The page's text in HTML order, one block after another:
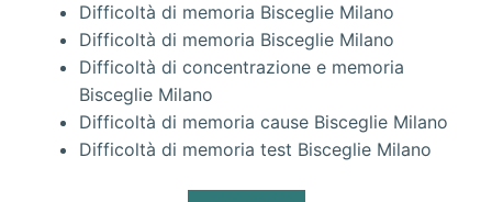
Difficoltà di memoria Bisceglie Milano
Difficoltà di memoria Bisceglie Milano
Difficoltà di concentrazione e memoria
Bisceglie Milano
Difficoltà di memoria cause Bisceglie Milano
Difficoltà di memoria test Bisceglie Milano